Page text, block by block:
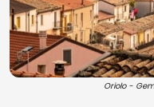
Oriolo -